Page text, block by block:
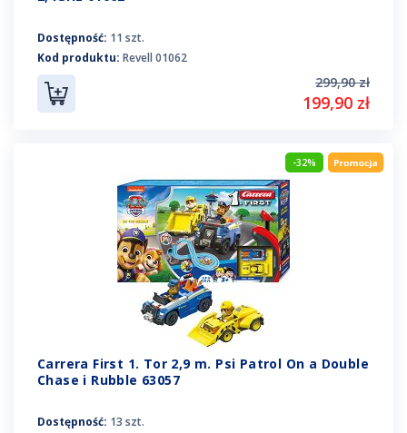
Dostępność: 11 szt.
Kod produktu: Revell 01062
299,90 zł
199,90 zł
-32%
Carrera First 1. Tor 2,9 m. Psi Patrol On a Double
Chase i Rubble 63057
Dostępność: 13 szt.